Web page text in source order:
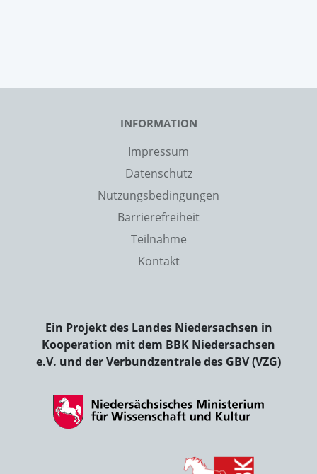
INFORMATION
Impressum
Datenschutz
Nutzungsbedingungen
Barrierefreiheit
Teilnahme
Kontakt
Ein Projekt des Landes Niedersachsen in
Kooperation mit dem BBK Niedersachsen
e.V. und der Verbundzentrale des GBV (VZG)